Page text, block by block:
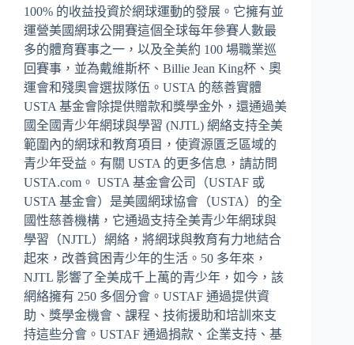
100% 的收益投資於網球運動的發展。它擁有並
運營美國網球公開賽這個全球每年參賽人數最
多的體育賽事之一，以及全美約 100 場職業巡
回賽事，並為戴維斯杯、Billie Jean King杯、奧
運會和殘奧會選拔隊伍。USTA 的慈善實體
USTA 基金會除提供贈款和獎學金外，還通過美
國全國青少年網球與學習 (NJTL) 網絡支持全美
範圍內的網球和教育項目，使資源匱乏區域的
青少年受益。有關 USTA 的更多信息，請訪問
USTA.com。 USTA 基金會公司（USTAF 或
USTA 基金會）是美國網球協會（USTA）的全
國性慈善機構，它通過支持全美青少年網球與
學習（NJTL）網絡，將網球與教育有力地結合
起來，改善貧困青少年的生活。50 多年來，
NJTL 影響了全美成千上萬的青少年，如今，該
網絡擁有 250 多個分會。USTAF 通過提供資
助、獎學金機會、課程、技術援助和培訓來支
持這些分會。USTAF 通過捐款、企業支持、基